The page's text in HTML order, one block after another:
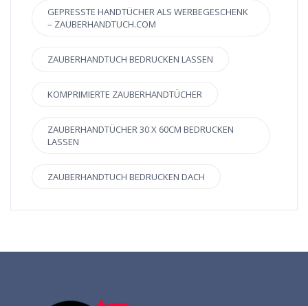
GEPRESSTE HANDTÜCHER ALS WERBEGESCHENK
– ZAUBERHANDTUCH.COM
ZAUBERHANDTUCH BEDRUCKEN LASSEN
KOMPRIMIERTE ZAUBERHANDTÜCHER
ZAUBERHANDTÜCHER 30 X 60CM BEDRUCKEN
LASSEN
ZAUBERHANDTUCH BEDRUCKEN DACH